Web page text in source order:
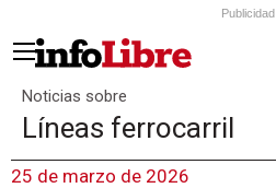
Publicidad
Noticias sobre
Líneas ferrocarril
25 de marzo de 2026